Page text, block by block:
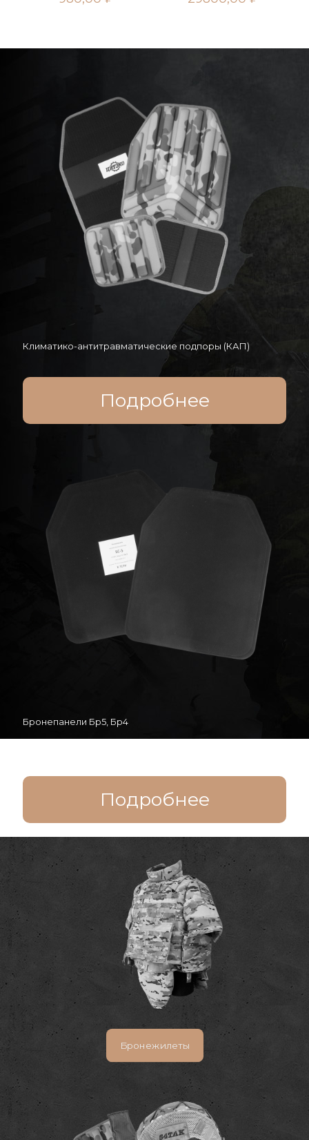
Климатико-антитравматические подпоры (КАП)
Подробнее
Бронепанели Бр5, Бр4
Подробнее
Бронежилеты